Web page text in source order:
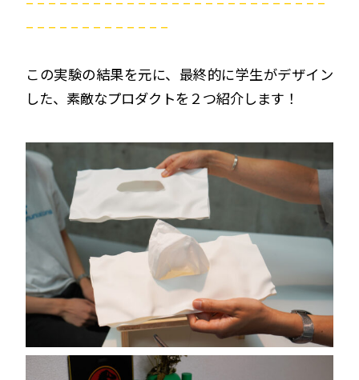
– – – – – – – – – – – – –
この実験の結果を元に、最終的に学生がデザイン
した、素敵なプロダクトを２つ紹介します！